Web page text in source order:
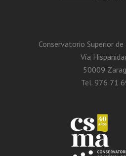
Conservatorio Superior de
Vía
50009
Tel. 976 71